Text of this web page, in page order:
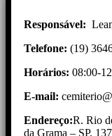
Responsável:
Telefone: (19)
Horários: 08:00-
E-mail:
Endereço:R. Rio
da Grama – SP,